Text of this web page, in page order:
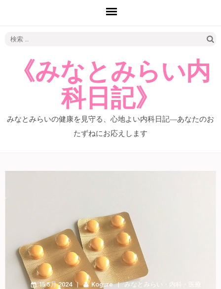
索:
《みなとみらい内
科日記》
みなとみらいの健康を見守る、心地よい内科日記―あなたのお
たずねにお応えします
15 5月 2024 Kogure みなとみらい ・ 内科 ・
医療